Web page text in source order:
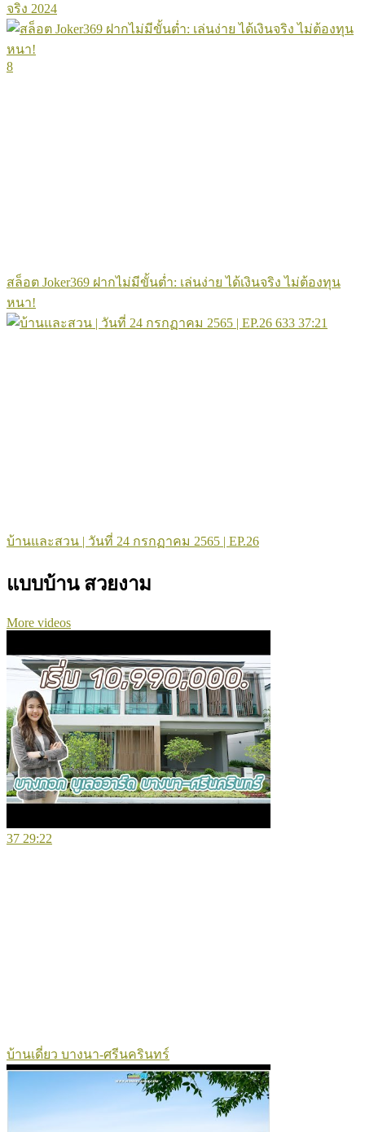
จริง 2024
8
สล็อต Joker369 ฝากไม่มีขั้นต่ำ: เล่นง่าย ได้เงินจริง ไม่ต้องทุน
หนา!
633 37:21
บ้านและสวน | วันที่ 24 กรกฏาคม 2565 | EP.26
แบบบ้าน สวยงาม
More videos
37 29:22
บ้านเดี่ยว บางนา-ศรีนครินทร์